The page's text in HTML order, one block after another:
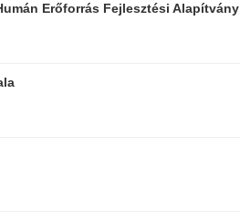
Erőforrás Fejlesztési Alapítvány